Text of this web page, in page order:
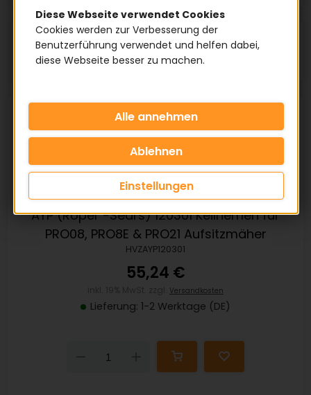
Artikel pro Seite:
AYP (Roper -Sears) 120301 Keilriemen für
PRO08, PRO8E & PRO21 Aufsitzmäher
HVZAYP120301
55,24 €
Versandkosten
Lieferung: 1-2 Werktage (DE)
Down
Diese Webseite verwendet Cookies
Cookies werden zur Verbesserung der
Benutzerführung verwendet und helfen dabei,
diese Webseite besser zu machen.
Einstellungen